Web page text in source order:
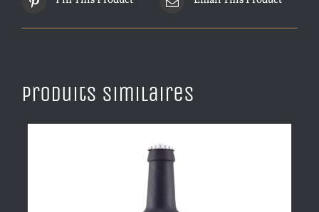
Produits similaires